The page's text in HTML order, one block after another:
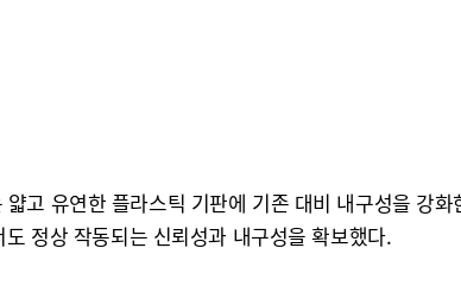
고 유연한 플라스틱 기판에 기존 대비 내구성을 강
정상 작동되는 신뢰성과 내구성을 확보했다.